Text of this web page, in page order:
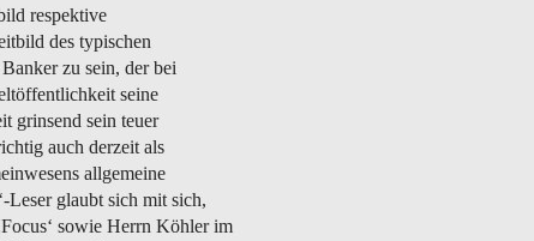
respektive
des typischen
Banker zu sein, der bei
seine
grinsend sein teuer
auch derzeit als
allgemeine
Leser glaubt sich mit sich,
sowie Herrn Köhler im